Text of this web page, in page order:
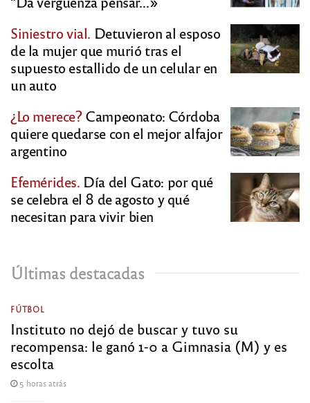
Siniestro vial. Detuvieron al esposo
de la mujer que murió tras el
supuesto estallido de un celular en
un auto
¿Lo merece?Campeonato: Córdoba
quiere quedarse con el mejor alfajor
argentino
Efemérides. Día del Gato: por qué
se celebra el 8 de agosto y qué
necesitan para vivir bien
Últimas destacadas
FÚTBOL
Instituto no dejó de buscar y tuvo su
recompensa: le ganó 1-0 a Gimnasia (M) y es
escolta
5 horas atrás